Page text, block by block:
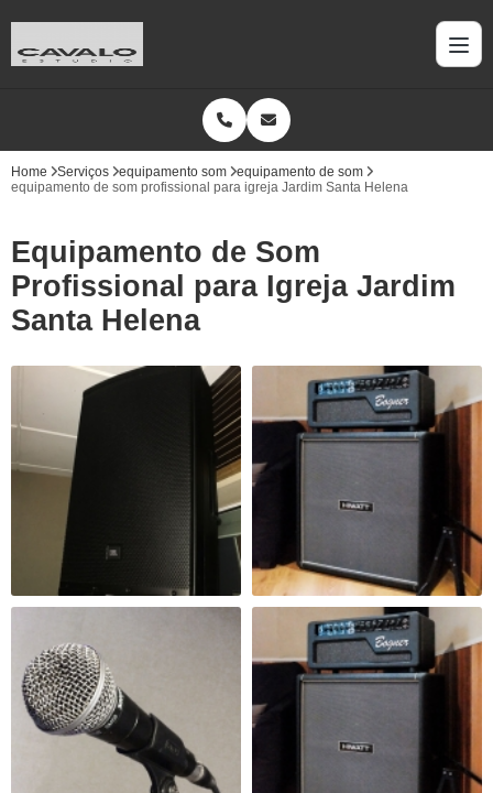
Home Serviços equipamento som
equipamento de som
equipamento de som profissional para igreja Jardim Santa Helena
Equipamento de Som
Profissional para Igreja Jardim
Santa Helena